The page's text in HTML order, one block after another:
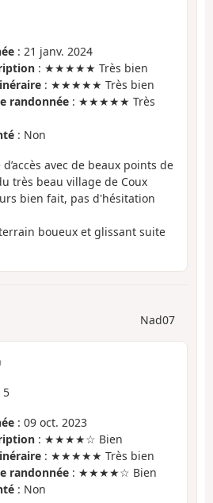
: 21 janv. 2024
: ★★★★★ Très bien
: ★★★★★ Très bien
randonnée : ★★★★★ Très
: Non
avec de beaux points de
très beau village de Coux
bien fait, pas d'hésitation
boueux et glissant suite
Nad07
5
: 09 oct. 2023
: ★★★★☆ Bien
: ★★★★★ Très bien
randonnée : ★★★★☆ Bien
: Non